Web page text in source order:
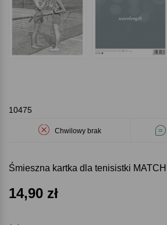
10475
Chwilowy brak
Śmieszna kartka dla tenisistki
14,90 zł